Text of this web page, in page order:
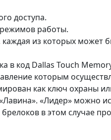
доступа.
работы.
из которых может
в код Dallas Touch
которым
как ключ охраны
«Лидер» можно
в этом случае